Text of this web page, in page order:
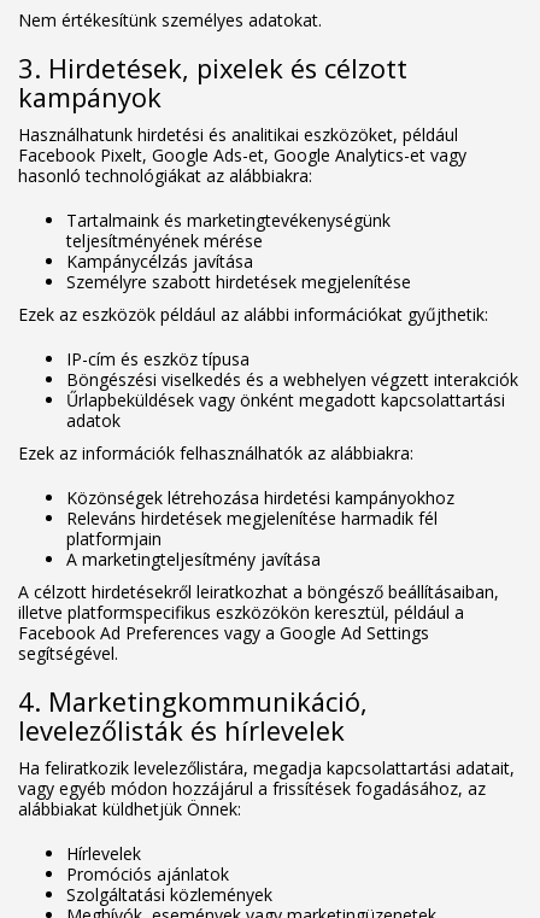
Nem értékesítünk személyes adatokat.
3. Hirdetések, pixelek és célzott
kampányok
Használhatunk hirdetési és analitikai eszközöket, például
Facebook Pixelt, Google Ads-et, Google Analytics-et vagy
hasonló technológiákat az alábbiakra:
Tartalmaink és marketingtevékenységünk
teljesítményének mérése
Kampánycélzás javítása
Személyre szabott hirdetések megjelenítése
Ezek az eszközök például az alábbi információkat gyűjthetik:
IP-cím és eszköz típusa
Böngészési viselkedés és a webhelyen végzett interakciók
Űrlapbeküldések vagy önként megadott kapcsolattartási
adatok
Ezek az információk felhasználhatók az alábbiakra:
Közönségek létrehozása hirdetési kampányokhoz
Releváns hirdetések megjelenítése harmadik fél
platformjain
A marketingteljesítmény javítása
A célzott hirdetésekről leiratkozhat a böngésző beállításaiban,
illetve platformspecifikus eszközökön keresztül, például a
Facebook Ad Preferences vagy a Google Ad Settings
segítségével.
4. Marketingkommunikáció,
levelezőlisták és hírlevelek
Ha feliratkozik levelezőlistára, megadja kapcsolattartási adatait,
vagy egyéb módon hozzájárul a frissítések fogadásához, az
alábbiakat küldhetjük Önnek:
Hírlevelek
Promóciós ajánlatok
Szolgáltatási közlemények